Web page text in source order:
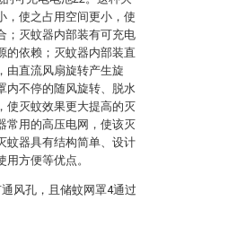
，使之占用空间更小，使
；灭蚊器内部装有可充电
的依赖；灭蚊器内部装直
由直流风扇旋转产生旋
内不停的随风旋转、脱水
使灭蚊效果更大提高的灭
常用的高压电网，使该灭
蚊器具有结构简单、设计
方便等优点。
风孔，且储蚊网罩4通过